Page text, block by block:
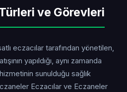
ve Görevleri
eczacılar tarafından yönetilen,
yapıldığı, aynı zamanda
sunulduğu sağlık
Eczacılar ve Eczaneler